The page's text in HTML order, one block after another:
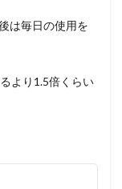
は毎日の使用を
より1.5倍くらい